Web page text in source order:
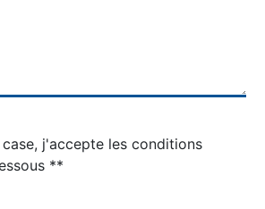
j'accepte les conditions
**